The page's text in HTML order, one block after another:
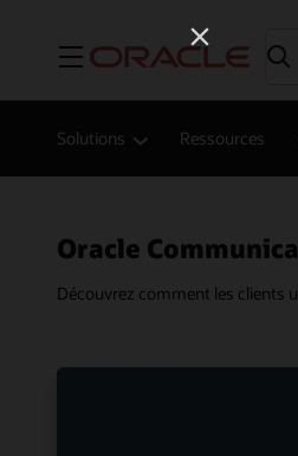
Menu
Solutions Ressources
Oracle
Découvrez comment les clients